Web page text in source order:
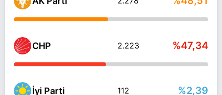
CHP 2.223 %47,34
İyi Parti 112 %2,39